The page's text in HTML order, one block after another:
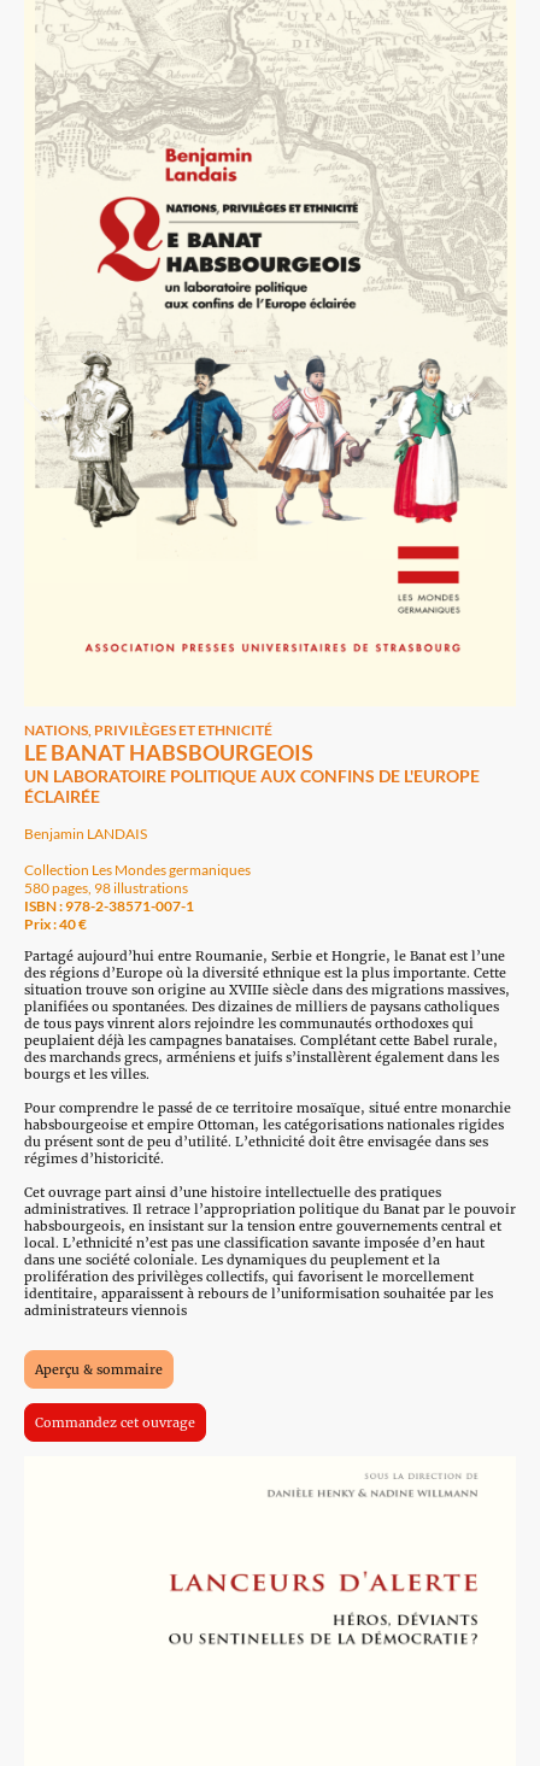
NATIONS, PRIVILÈGES ET ETHNICITÉ
LE BANAT HABSBOURGEOIS
UN LABORATOIRE POLITIQUE AUX CONFINS DE L'EUROPE
ÉCLAIRÉE
Benjamin LANDAIS
Collection Les Mondes germaniques
580 pages, 98 illustrations
ISBN : 978-2-38571-007-1
Prix : 40 €
Partagé aujourd’hui entre Roumanie, Serbie et Hongrie, le Banat est l’une
des régions d’Europe où la diversité ethnique est la plus importante. Cette
situation trouve son origine au XVIIIe siècle dans des migrations massives,
planifiées ou spontanées. Des dizaines de milliers de paysans catholiques
de tous pays vinrent alors rejoindre les communautés orthodoxes qui
peuplaient déjà les campagnes banataises. Complétant cette Babel rurale,
des marchands grecs, arméniens et juifs s’installèrent également dans les
bourgs et les villes.
Pour comprendre le passé de ce territoire mosaïque, situé entre monarchie
habsbourgeoise et empire Ottoman, les catégorisations nationales rigides
du présent sont de peu d’utilité. L’ethnicité doit être envisagée dans ses
régimes d’historicité.
Cet ouvrage part ainsi d’une histoire intellectuelle des pratiques
administratives. Il retrace l’appropriation politique du Banat par le pouvoir
habsbourgeois, en insistant sur la tension entre gouvernements central et
local. L’ethnicité n’est pas une classification savante imposée d’en haut
dans une société coloniale. Les dynamiques du peuplement et la
prolifération des privilèges collectifs, qui favorisent le morcellement
identitaire, apparaissent à rebours de l’uniformisation souhaitée par les
administrateurs viennois
Aperçu & sommaire
Commandez cet ouvrage